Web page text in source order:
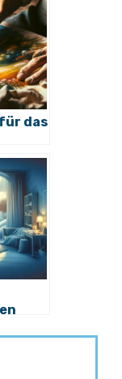
das